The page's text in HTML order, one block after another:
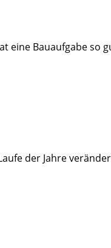
eine Bauaufgabe so
der Jahre